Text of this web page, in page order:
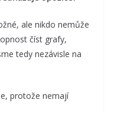
ale nikdo nemůže
číst grafy,
tedy nezávisle na
protože nemají